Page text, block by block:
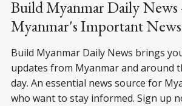
Build Myanmar Daily News
Myanmar's Important
Build Myanmar Daily News brings
updates from Myanmar and around
day. An essential news source for
who want to stay informed. Sign up